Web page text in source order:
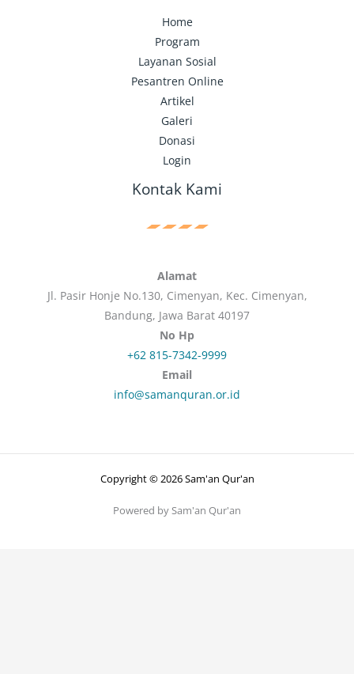
Home
Program
Layanan Sosial
Pesantren Online
Artikel
Galeri
Donasi
Login
Kontak Kami
Alamat
Jl. Pasir Honje No.130, Cimenyan, Kec. Cimenyan,
Bandung, Jawa Barat 40197
No Hp
+62 815-7342-9999
Email
info@samanquran.or.id
Copyright © 2026 Sam'an Qur'an
Powered by Sam'an Qur'an